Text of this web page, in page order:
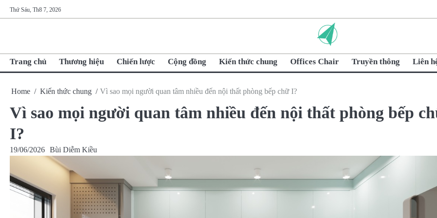
to
Thứ Sáu, Th8 7, 2026
Trang chủ Thương hiệu Chiến lược Cộng đồng Kiến thức chung Offices Chair Truyền thông Liên
Home Kiến thức chung Vì sao mọi người quan tâm nhiều đến nội thất phòng bếp chữ I?
Vì sao mọi người quan tâm nhiều đến nội thất phòng bếp
I?
19/06/2026 Bùi Diễm Kiều